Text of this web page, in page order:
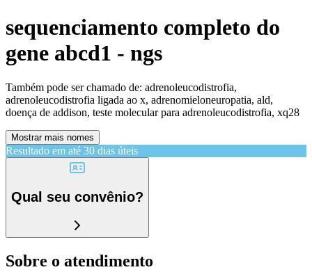
sequenciamento completo do
gene abcd1 - ngs
Também pode ser chamado de: adrenoleucodistrofia,
adrenoleucodistrofia ligada ao x, adrenomieloneuropatia, ald,
doença de addison, teste molecular para adrenoleucodistrofia, xq28
Mostrar mais nomes
Resultado em até 30 dias úteis
Qual seu convênio?
Sobre o atendimento